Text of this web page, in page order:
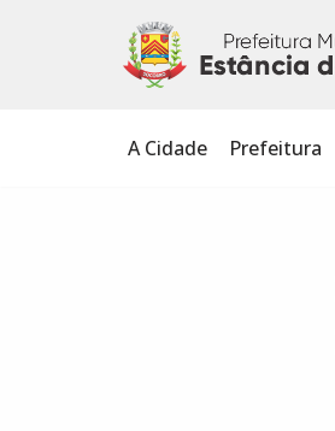
A Cidade Prefeitura